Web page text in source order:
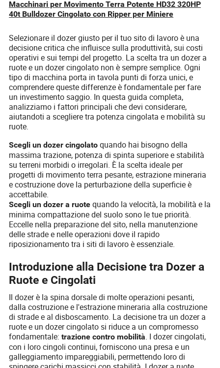
Macchinari per Movimento Terra Potente HD32 320HP
40t Bulldozer Cingolato con Ripper per Miniere
Selezionare il dozer giusto per il tuo sito di lavoro è una
decisione critica che influisce sulla produttività, sui costi
operativi e sui tempi del progetto. La scelta tra un dozer a
ruote e un dozer cingolato non è sempre semplice. Ogni
tipo di macchina porta in tavola punti di forza unici, e
comprendere queste differenze è fondamentale per fare
un investimento saggio. In questa guida completa,
analizziamo i fattori principali che devi considerare,
aiutandoti a scegliere tra potenza cingolata e mobilità su
ruote.
Scegli un dozer cingolato quando hai bisogno della
massima trazione, potenza di spinta superiore e stabilità
su terreni morbidi o irregolari. È la scelta ideale per
progetti di movimento terra pesante, estrazione mineraria
e costruzione dove la perturbazione della superficie è
accettabile.
Scegli un dozer a ruote quando la velocità, la mobilità e la
minima compattazione del suolo sono le tue priorità.
Eccelle nella preparazione del sito, nella manutenzione
delle strade e nelle operazioni dove il rapido
riposizionamento tra i siti di lavoro è essenziale.
Introduzione alla Decisione tra Dozer a
Ruote e Cingolati
Il dozer è la spina dorsale di molte operazioni pesanti,
dalla costruzione e l'estrazione mineraria alla costruzione
di strade e al disboscamento. La decisione tra un dozer a
ruote e un dozer cingolato si riduce a un compromesso
fondamentale:trazione contro mobilità. I dozer cingolati,
con i loro cingoli continui, forniscono una presa e un
galleggiamento impareggiabili, permettendo loro di